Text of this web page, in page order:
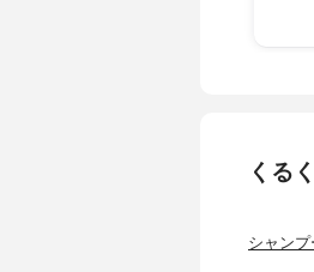
くる
シャンプ